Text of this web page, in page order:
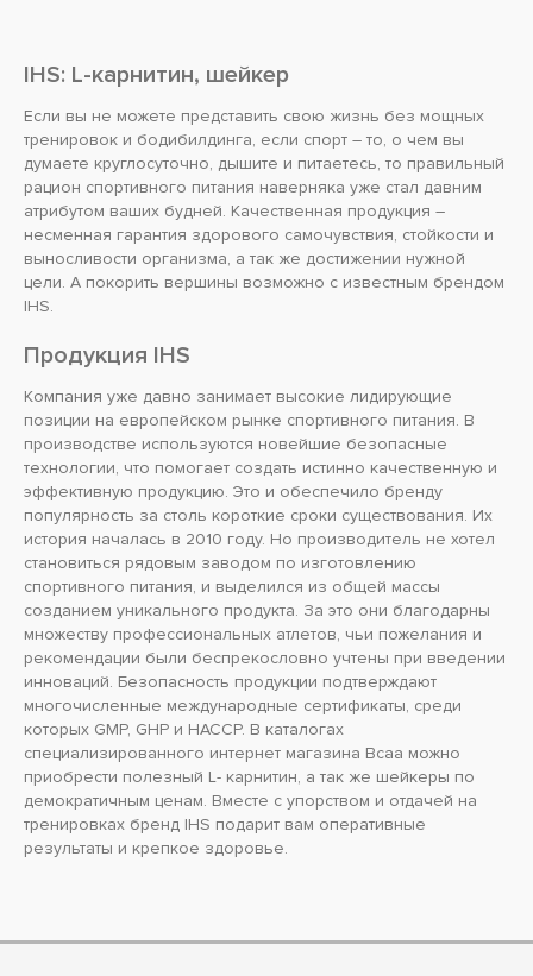
IHS: L-карнитин, шейкер
Если вы не можете представить свою жизнь без мощных
тренировок и бодибилдинга, если спорт – то, о чем вы
думаете круглосуточно, дышите и питаетесь, то правильный
рацион спортивного питания наверняка уже стал давним
атрибутом ваших будней. Качественная продукция –
несменная гарантия здорового самочувствия, стойкости и
выносливости организма, а так же достижении нужной
цели. А покорить вершины возможно с известным брендом
IHS.
Продукция IHS
Компания уже давно занимает высокие лидирующие
позиции на европейском рынке спортивного питания. В
производстве используются новейшие безопасные
технологии, что помогает создать истинно качественную и
эффективную продукцию. Это и обеспечило бренду
популярность за столь короткие сроки существования. Их
история началась в 2010 году. Но производитель не хотел
становиться рядовым заводом по изготовлению
спортивного питания, и выделился из общей массы
созданием уникального продукта. За это они благодарны
множеству профессиональных атлетов, чьи пожелания и
рекомендации были беспрекословно учтены при введении
инноваций. Безопасность продукции подтверждают
многочисленные международные сертификаты, среди
которых GMP, GHP и HACCP. В каталогах
специализированного интернет магазина Bcaa можно
приобрести полезный L- карнитин, а так же шейкеры по
демократичным ценам. Вместе с упорством и отдачей на
тренировках бренд IHS подарит вам оперативные
результаты и крепкое здоровье.